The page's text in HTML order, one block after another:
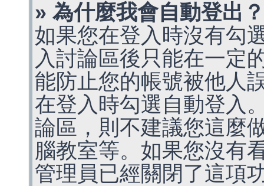
» 為什麼我會自動登出？
如果您在登入時沒有勾
入討論區後只能在一定
能防止您的帳號被他人
在登入時勾選自動登入
論區，則不建議您這麼
腦教室等。如果您沒有
管理員已經關閉了這項